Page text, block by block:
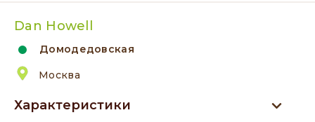
Dan Howell
Домодедовская
Москва
Характеристики